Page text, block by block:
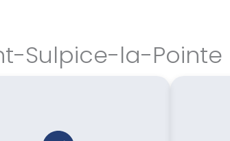
Sulpice-la-Pointe